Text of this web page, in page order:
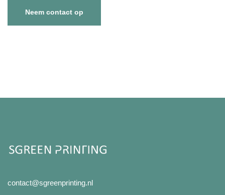
Neem contact op
contact@sgreenprinting.nl